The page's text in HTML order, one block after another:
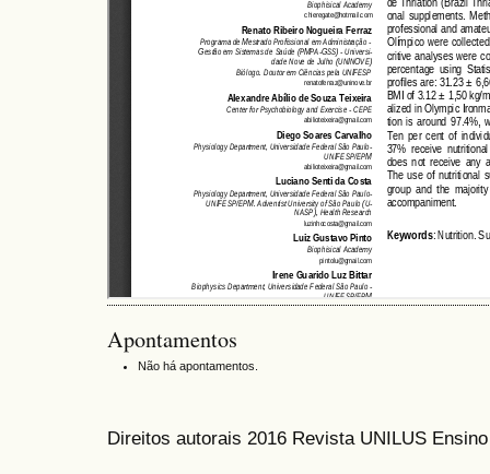
Apontamentos
Não há apontamentos.
Direitos autorais 2016 Revista UNILUS